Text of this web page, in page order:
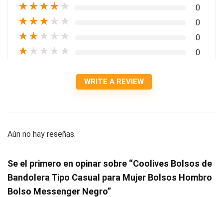
★★★★ ★ 0
★★★ ★ ★ 0
★★ ★ ★ ★ 0
★ ★ ★ ★ ★ 0
WRITE A REVIEW
Aún no hay reseñas.
Se el primero en opinar sobre “Coolives Bolsos de
Bandolera Tipo Casual para Mujer Bolsos Hombro
Bolso Messenger Negro”